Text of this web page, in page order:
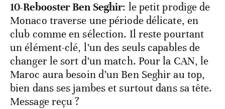
10-Rebooster Ben Seghir: le petit prodige de
Monaco traverse une période délicate, en
club comme en sélection. Il reste pourtant
un élément-clé, l’un des seuls capables de
changer le sort d’un match. Pour la CAN, le
Maroc aura besoin d’un Ben Seghir au top,
bien dans ses jambes et surtout dans sa tête.
Message reçu ?